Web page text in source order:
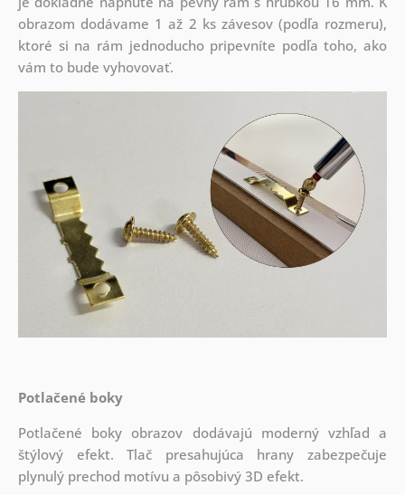
obrazom dodávame 1 až 2 ks závesov (podľa rozmeru),
ktoré si na rám jednoducho pripevníte podľa toho, ako
vám to bude vyhovovať.
Potlačené boky
Potlačené boky obrazov dodávajú moderný vzhľad a
štýlový efekt. Tlač presahujúca hrany zabezpečuje
plynulý prechod motívu a pôsobivý 3D efekt.